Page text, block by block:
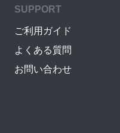
SUPPORT
ご利用ガイド
よくある質問
お問い合わせ